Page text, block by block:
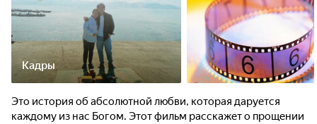
Кадры
Это история об абсолютной любви, которая даруется
каждому из нас Богом. Этот фильм расскажет о прощении